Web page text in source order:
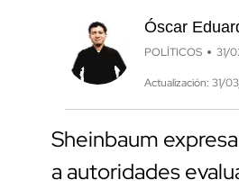
Óscar
POLÍTICOS 31/
Actualización: 31/
Sheinbaum
a autoridades